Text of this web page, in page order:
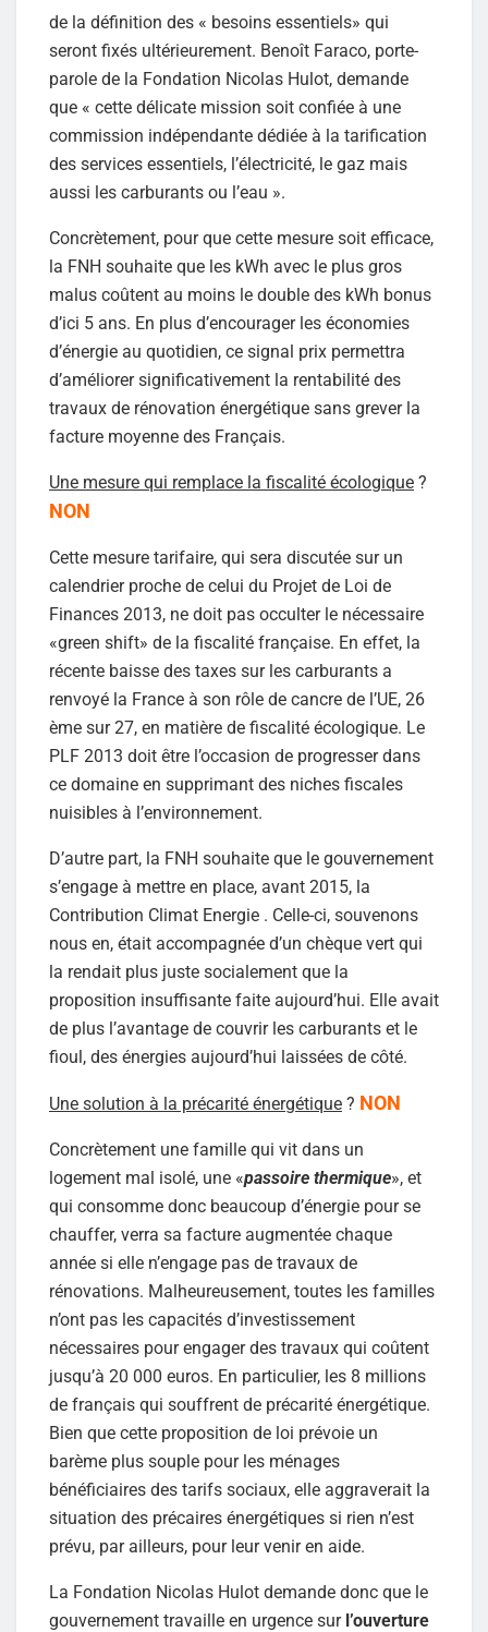
de la définition des « besoins essentiels» qui
seront fixés ultérieurement. Benoît Faraco, porte-
parole de la Fondation Nicolas Hulot, demande
que « cette délicate mission soit confiée à une
commission indépendante dédiée à la tarification
des services essentiels, l’électricité, le gaz mais
aussi les carburants ou l’eau ».
Concrètement, pour que cette mesure soit efficace,
la FNH souhaite que les kWh avec le plus gros
malus coûtent au moins le double des kWh bonus
d’ici 5 ans. En plus d’encourager les économies
d’énergie au quotidien, ce signal prix permettra
d’améliorer significativement la rentabilité des
travaux de rénovation énergétique sans grever la
facture moyenne des Français.
Une mesure qui remplace la fiscalité écologique ?
NON
Cette mesure tarifaire, qui sera discutée sur un
calendrier proche de celui du Projet de Loi de
Finances 2013, ne doit pas occulter le nécessaire
«green shift» de la fiscalité française. En effet, la
récente baisse des taxes sur les carburants a
renvoyé la France à son rôle de cancre de l’UE, 26
ème sur 27, en matière de fiscalité écologique. Le
PLF 2013 doit être l’occasion de progresser dans
ce domaine en supprimant des niches fiscales
nuisibles à l’environnement.
D’autre part, la FNH souhaite que le gouvernement
s’engage à mettre en place, avant 2015, la
Contribution Climat Energie . Celle-ci, souvenons
nous en, était accompagnée d’un chèque vert qui
la rendait plus juste socialement que la
proposition insuffisante faite aujourd’hui. Elle avait
de plus l’avantage de couvrir les carburants et le
fioul, des énergies aujourd’hui laissées de côté.
Une solution à la précarité énergétique ? NON
Concrètement une famille qui vit dans un
logement mal isolé, une «passoire thermique», et
qui consomme donc beaucoup d’énergie pour se
chauffer, verra sa facture augmentée chaque
année si elle n’engage pas de travaux de
rénovations. Malheureusement, toutes les familles
n’ont pas les capacités d’investissement
nécessaires pour engager des travaux qui coûtent
jusqu’à 20 000 euros. En particulier, les 8 millions
de français qui souffrent de précarité énergétique.
Bien que cette proposition de loi prévoie un
barème plus souple pour les ménages
bénéficiaires des tarifs sociaux, elle aggraverait la
situation des précaires énergétiques si rien n’est
prévu, par ailleurs, pour leur venir en aide.
La Fondation Nicolas Hulot demande donc que le
gouvernement travaille en urgence sur l’ouverture